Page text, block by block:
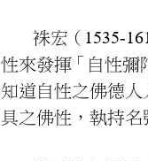
袾宏（
性來發揮「
知道自性之
具之佛性，